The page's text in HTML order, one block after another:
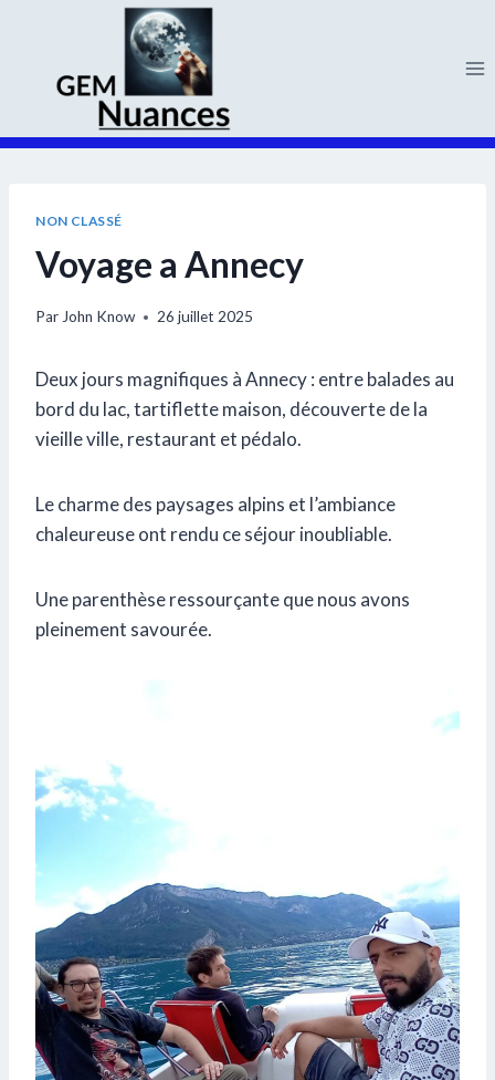
contenu
NON CLASSÉ
Voyage a Annecy
ParJohn Know 26 juillet 2025
Deux jours magnifiques à Annecy : entre balades au
bord du lac, tartiflette maison, découverte de la
vieille ville, restaurant et pédalo.
Le charme des paysages alpins et l’ambiance
chaleureuse ont rendu ce séjour inoubliable.
Une parenthèse ressourçante que nous avons
pleinement savourée.